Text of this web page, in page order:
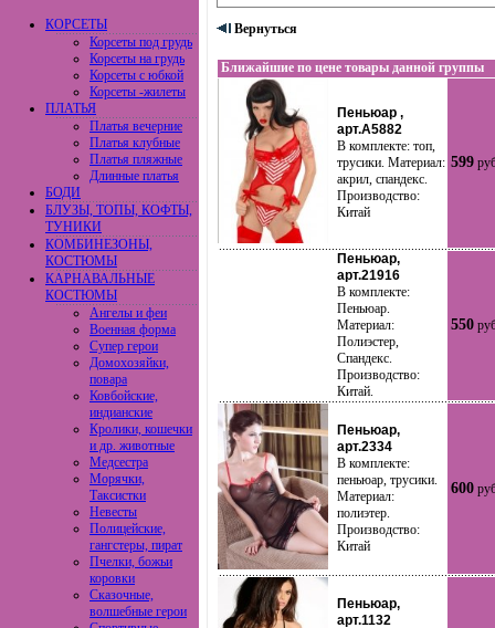
КОРСЕТЫ
Корсеты под грудь
Корсеты на грудь
Корсеты с юбкой
Корсеты -жилеты
ПЛАТЬЯ
Платья вечерние
Платья клубные
Платья пляжные
Длинные платья
БОДИ
БЛУЗЫ, ТОПЫ, КОФТЫ,
ТУНИКИ
КОМБИНЕЗОНЫ,
КОСТЮМЫ
КАРНАВАЛЬНЫЕ
КОСТЮМЫ
Ангелы и феи
Военная форма
Супер герои
Домохозяйки,
повара
Ковбойские,
индианские
Кролики, кошечки
и др. животные
Медсестра
Морячки,
Таксистки
Невесты
Полицейские,
гангстеры, пират
Пчелки, божьи
коровки
Сказочные,
волшебные герои
Вернуться
Ближайшие по цене товары данной группы
Пеньюар ,
арт.A5882
В комплекте: топ,
трусики. Материал:
акрил, спандекс.
Производство:
Китай
599
Пеньюар,
арт.21916
В комплекте:
Пеньюар.
Материал:
Полиэстер,
Спандекс.
Производство:
Китай.
550
Пеньюар,
арт.2334
В комплекте:
пеньюар, трусики.
Материал:
полиэтер.
Производство:
Китай
600
Пеньюар,
арт.1132